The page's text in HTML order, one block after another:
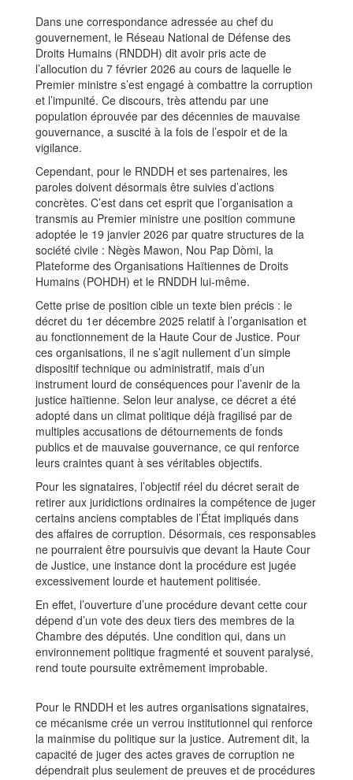
Dans une correspondance adressée au chef du
gouvernement, le Réseau National de Défense des
Droits Humains (RNDDH) dit avoir pris acte de
l’allocution du 7 février 2026 au cours de laquelle le
Premier ministre s’est engagé à combattre la corruption
et l’impunité. Ce discours, très attendu par une
population éprouvée par des décennies de mauvaise
gouvernance, a suscité à la fois de l’espoir et de la
vigilance.
Cependant, pour le RNDDH et ses partenaires, les
paroles doivent désormais être suivies d’actions
concrètes. C’est dans cet esprit que l’organisation a
transmis au Premier ministre une position commune
adoptée le 19 janvier 2026 par quatre structures de la
société civile : Nègès Mawon, Nou Pap Dòmi, la
Plateforme des Organisations Haïtiennes de Droits
Humains (POHDH) et le RNDDH lui-même.
Cette prise de position cible un texte bien précis : le
décret du 1er décembre 2025 relatif à l’organisation et
au fonctionnement de la Haute Cour de Justice. Pour
ces organisations, il ne s’agit nullement d’un simple
dispositif technique ou administratif, mais d’un
instrument lourd de conséquences pour l’avenir de la
justice haïtienne. Selon leur analyse, ce décret a été
adopté dans un climat politique déjà fragilisé par de
multiples accusations de détournements de fonds
publics et de mauvaise gouvernance, ce qui renforce
leurs craintes quant à ses véritables objectifs.
Pour les signataires, l’objectif réel du décret serait de
retirer aux juridictions ordinaires la compétence de juger
certains anciens comptables de l’État impliqués dans
des affaires de corruption. Désormais, ces responsables
ne pourraient être poursuivis que devant la Haute Cour
de Justice, une instance dont la procédure est jugée
excessivement lourde et hautement politisée.
En effet, l’ouverture d’une procédure devant cette cour
dépend d’un vote des deux tiers des membres de la
Chambre des députés. Une condition qui, dans un
environnement politique fragmenté et souvent paralysé,
rend toute poursuite extrêmement improbable.
Pour le RNDDH et les autres organisations signataires,
ce mécanisme crée un verrou institutionnel qui renforce
la mainmise du politique sur la justice. Autrement dit, la
capacité de juger des actes graves de corruption ne
dépendrait plus seulement de preuves et de procédures